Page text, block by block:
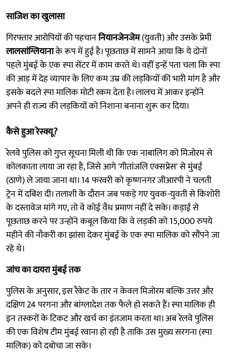
साजिश का खुलासा
गिरफ्तार आरोपियों की पहचाननियानजेनजेम(युवती) और उसके प्रेमी
लालसांग्लियानाके रूप में हुई है। पूछताछ में सामने आया कि ये दोनों
पहले मुंबई के एक स्पा सेंटर में काम करते थे। वहीं इन्हें पता चला कि स्पा
की आड़ में देह व्यापार के लिए कम उम्र की लड़कियों की भारी मांग है और
इसके बदले स्पा मालिक मोटी रकम देता है। लालच में आकर इन्होंने
अपने ही राज्य की लड़कियों को निशाना बनाना शुरू कर दिया।
कैसे हुआ रेस्क्यू?
रेलवे पुलिस को गुप्त सूचना मिली थी कि एक नाबालिग को मिजोरम से
कोलकाता लाया जा रहा है, जिसे आगे 'गीतांजलि एक्सप्रेस' से मुंबई
(ठाणे) ले जाया जाना था। 14 फरवरी को कृष्णनगर जीआरपी ने चलती
ट्रेन में दबिश दी। तलाशी के दौरान जब पकड़े गए युवक-युवती से किशोरी
के दस्तावेज मांगे गए, तो वे कोई वैध प्रमाण नहीं दे सके। कड़ाई से
पूछताछ करने पर उन्होंने कबूल किया कि वे लड़की को 15,000 रुपये
महीने की नौकरी का झांसा देकर मुंबई के एक स्पा मालिक को सौंपने जा
रहे थे।
जांच का दायरा मुंबई तक
पुलिस के अनुसार, इस रैकेट के तार न केवल मिजोरम बल्कि उत्तर और
दक्षिण 24 परगना और बांग्लादेश तक फैले हो सकते हैं। स्पा मालिक ही
इन तस्करों के टिकट और खर्च का इंतजाम करता था। अब रेलवे पुलिस
की एक विशेष टीम मुंबई रवाना हो रही है ताकि उस मुख्य सरगना (स्पा
मालिक) को दबोचा जा सके।